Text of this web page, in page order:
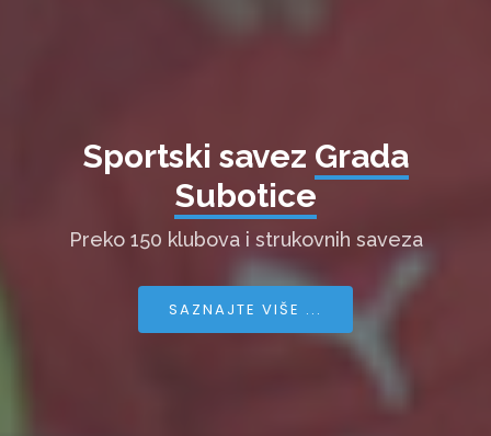
Sportski savez Grada
Subotice
Preko 150 klubova i strukovnih saveza
SAZNAJTE VIŠE ...